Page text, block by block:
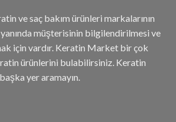
ve saç bakım ürünleri markalarının
yanında müşterisinin bilgilendirilmesi ve
için vardır. Keratin Market bir çok
ürünlerini bulabilirsiniz. Keratin
yer aramayın.